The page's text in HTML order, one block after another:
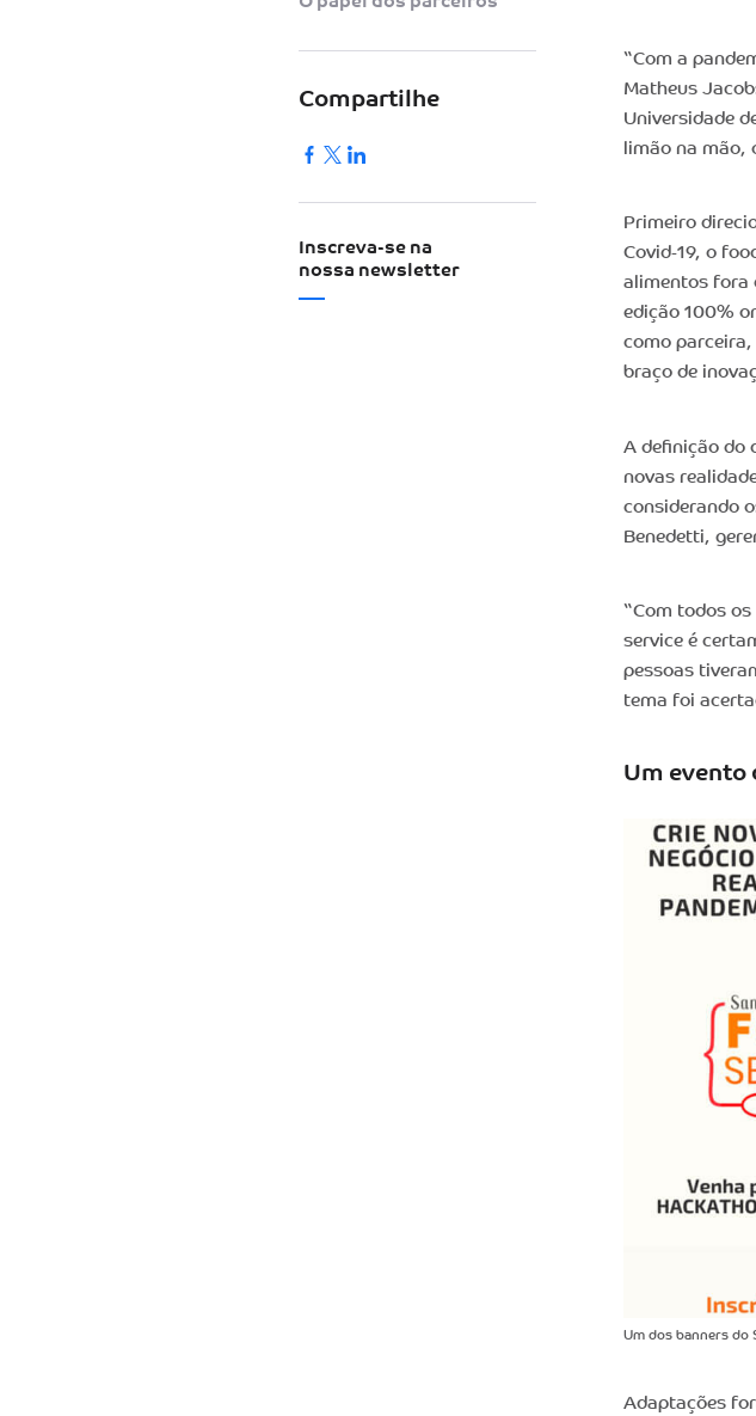
Compartilhe
Inscreva-se na
nossa newsletter
“Com a
Matheus
Universidade
limão na mão,
Primeiro
Covid-19, o
alimentos fora
edição 100%
como parceira,
braço de
A definição do
novas
considerando
Benedetti,
“Com todos
service é
pessoas
tema foi
Um evento
Um dos banners do
Adaptações